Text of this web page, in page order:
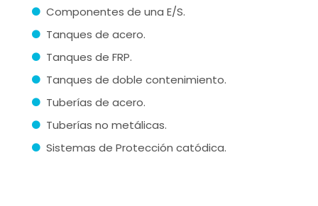
Componentes de una E/S.
Tanques de acero.
Tanques de FRP.
Tanques de doble contenimiento.
Tuberías de acero.
Tuberías no metálicas.
Sistemas de Protección catódica.